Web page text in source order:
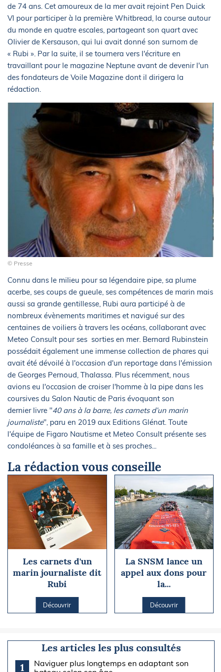
de 74 ans. Cet amoureux de la mer avait rejoint Pen Duick
VI pour participer à la première Whitbread, la course autour
du monde en quatre escales, partageant son quart avec
Olivier de Kersauson, qui lui avait donné son surnom de
« Rubi ». Par la suite, il se tournera vers l'écriture en
travaillant pour le magazine Neptune avant de devenir l'un
des fondateurs de Voile Magazine dont il dirigera la
rédaction.
© Presse
Connu dans le milieu pour sa légendaire pipe, sa plume
acerbe, ses coups de gueule, ses compétences de marin mais
aussi sa grande gentillesse, Rubi aura participé à de
nombreux évènements maritimes et navigué sur des
centaines de voiliers à travers les océans, collaborant avec
Meteo Consult pour ses sorties en mer. Bernard Rubinstein
possédait également une immense collection de phares qui
avait été dévoilé à l'occasion d'un reportage dans l'émission
de Georges Pernoud, Thalassa. Plus récemment, nous
avions eu l'occasion de croiser l'homme à la pipe dans les
coursives du Salon Nautic de Paris évoquant son
dernier livre "40 ans à la barre, les carnets d’un marin
journaliste", paru en 2019 aux Editions Glénat. Toute
l'équipe de Figaro Nautisme et Meteo Consult présente ses
condoléances à sa famille et à ses proches...
La rédaction vous conseille
Les carnets d'un
marin journaliste dit
Rubi
Découvrir
La SNSM lance un
appel aux dons pour
la...
Découvrir
Les articles les plus consultés
1
Naviguer plus longtemps en adaptant son